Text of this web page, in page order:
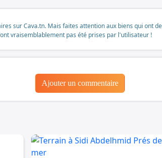
sur Cava.tn. Mais faites attention aux biens qui ont
vraisemblablement pas été prises par l'utilisateur !
Ajouter un commentaire